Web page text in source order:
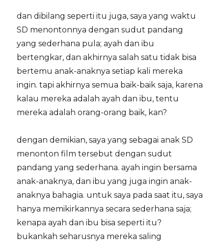
dan dibilang seperti itu juga, saya yang waktu
SD menontonnya dengan sudut pandang
yang sederhana pula; ayah dan ibu
bertengkar, dan akhirnya salah satu tidak bisa
bertemu anak-anaknya setiap kali mereka
ingin. tapi akhirnya semua baik-baik saja, karena
kalau mereka adalah ayah dan ibu, tentu
mereka adalah orang-orang baik, kan?
dengan demikian, saya yang sebagai anak SD
menonton film tersebut dengan sudut
pandang yang sederhana. ayah ingin bersama
anak-anaknya, dan ibu yang juga ingin anak-
anaknya bahagia. untuk saya pada saat itu, saya
hanya memikirkannya secara sederhana saja;
kenapa ayah dan ibu bisa seperti itu?
bukankah seharusnya mereka saling